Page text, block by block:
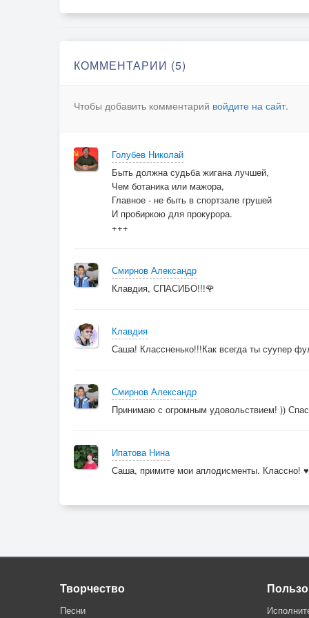
И женой непроглядная ночь
Судьба хулигана всегда сыта, пьяна
Братву уважаю и не люблю беспредел
Судьба хулигана всегда сыта, пьяна
По жизни бродяга, таков мой удел
КОММЕНТАРИИ (5)
Чтобы добавить комментарий войдите на сайт.
Голубев Николай
Быть должна судьба жигана лучшей,
Чем ботаника или мажора,
Главное - не быть в спортзале грушей
И пробиркою для прокурора.
+++
Смирнов Александр
Клавдия, СПАСИБО!!!🌹
Клавдия
Саша! Классненько!!!Как всегда ты суупер
Смирнов Александр
Принимаю с огромным удовольствием! ))
Ипатова Нина
Саша, примите мои аплодисменты. Классно! ♥
Творчество
Песни